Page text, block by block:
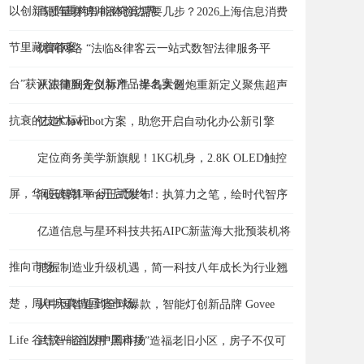
以创新矩阵重构智能体验边界
高质量赛博冲浪究竟需要几步？2026上海信息消费
节里藏着答案
优啊网络 “法临&律客云一站式数智法律服务平
台”获评法律服务创新产品提名案例
从跟随到定义标准：半岛大超炮重新定义聚焦超声
抗衰的技术标杆
亿道Clawdbot方案，助您开启自动化办公新引擎
定位商务美学新旗舰！1KG机身，2.8K OLED触控
屏，华硕破晓Ultra开启预约！
润云智算平台正式发布：执算力之笔，绘时代智序
亿道信息与星环科技共拓AIPC新蓝海大批预装机将
推向市场把握制造业升级机遇，简一科技八年成长为行业翘
楚，周年庆真情回馈市场
从中国智造到全球爆款，智能灯创新品牌 Govee
Life 谷纬智能首发中国市场
武汉一企业用“黑科技”造福老旧小区，房子不仅可